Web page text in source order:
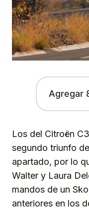
Agregar
Los del Citroën
segundo triunfo
apartado, por lo
Walter y Laura
mandos de un
anteriores en los